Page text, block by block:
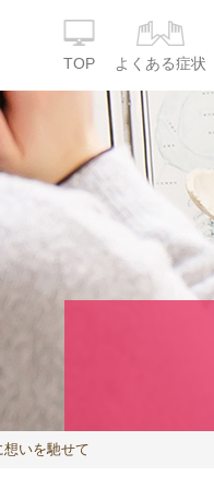
TOP よくある症状
想いを馳せて